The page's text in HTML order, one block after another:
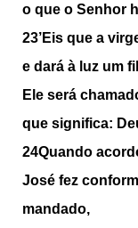
o que o Senhor
23’Eis que a
e dará à luz um
Ele será
que significa:
24Quando
José fez
mandado,